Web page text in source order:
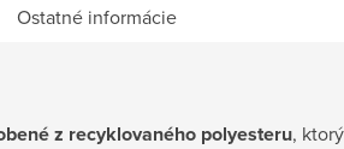
Ostatné informácie
z recyklovaného polyesteru,